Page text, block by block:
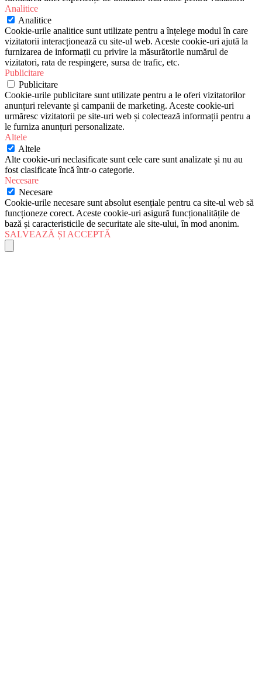
Analitice
Analitice
Cookie-urile analitice sunt utilizate pentru a înțelege modul în care
vizitatorii interacționează cu site-ul web. Aceste cookie-uri ajută la
furnizarea de informații cu privire la măsurătorile numărul de
vizitatori, rata de respingere, sursa de trafic, etc.
Publicitare
Publicitare
Cookie-urile publicitare sunt utilizate pentru a le oferi vizitatorilor
anunțuri relevante și campanii de marketing. Aceste cookie-uri
urmăresc vizitatorii pe site-uri web și colectează informații pentru a
le furniza anunțuri personalizate.
Altele
Altele
Alte cookie-uri neclasificate sunt cele care sunt analizate și nu au
fost clasificate încă într-o categorie.
Necesare
Necesare
Cookie-urile necesare sunt absolut esențiale pentru ca site-ul web să
funcționeze corect. Aceste cookie-uri asigură funcționalitățile de
bază și caracteristicile de securitate ale site-ului, în mod anonim.
SALVEAZĂ ȘI ACCEPTĂ